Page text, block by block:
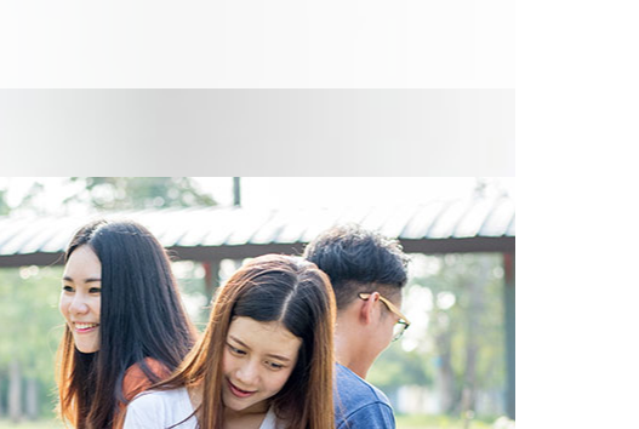
當法務人員，出路廣闊。